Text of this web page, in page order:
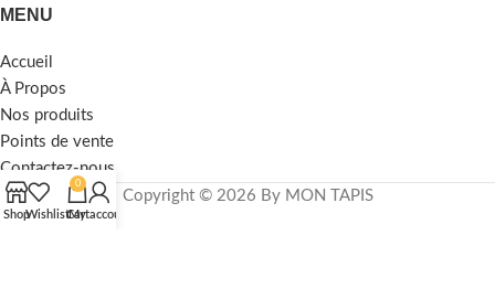
MENU
Accueil
À Propos
Nos produits
Points de vente
Contactez-nous
Copyright © 2026 By MON TAPIS
ShopWishlist
0
Cart
My account